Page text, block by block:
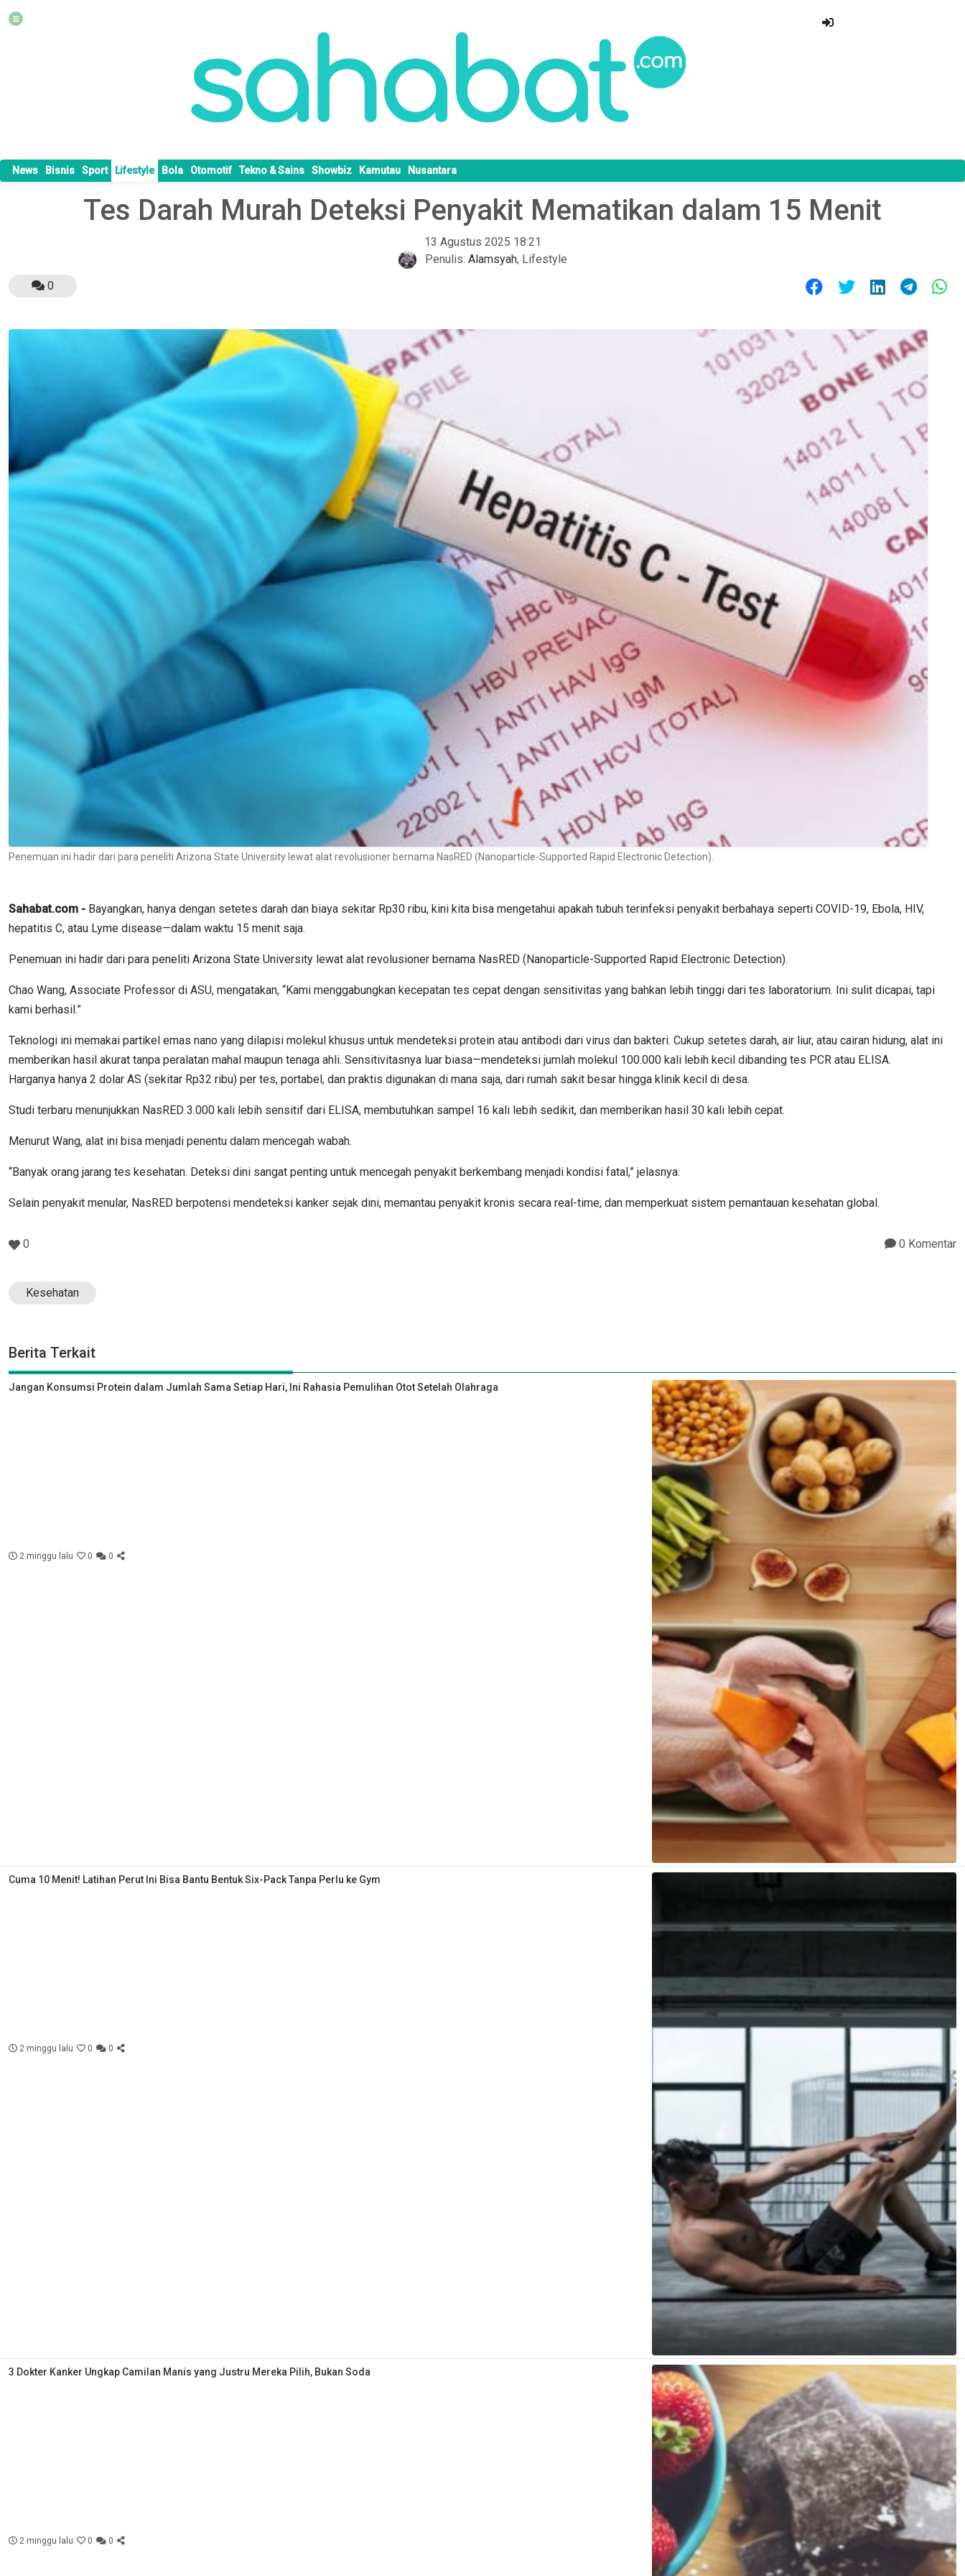
News Bisnis Sport Lifestyle Bola Otomotif Tekno & Sains Showbiz Kamutau Nusantara
Tes Darah Murah Deteksi Penyakit Mematikan dalam 15 Menit
13 Agustus 2025 18:21
Penulis: Alamsyah, Lifestyle
0
Penemuan ini hadir dari para peneliti Arizona State University lewat alat revolusioner bernama NasRED (Nanoparticle-Supported Rapid Electronic Detection).
Sahabat.com - Bayangkan, hanya dengan setetes darah dan biaya sekitar Rp30 ribu, kini kita bisa mengetahui apakah tubuh terinfeksi penyakit berbahaya seperti COVID-19, Ebola, HIV,
hepatitis C, atau Lyme disease—dalam waktu 15 menit saja.
Penemuan ini hadir dari para peneliti Arizona State University lewat alat revolusioner bernama NasRED (Nanoparticle-Supported Rapid Electronic Detection).
Chao Wang, Associate Professor di ASU, mengatakan, “Kami menggabungkan kecepatan tes cepat dengan sensitivitas yang bahkan lebih tinggi dari tes laboratorium. Ini sulit dicapai, tapi
kami berhasil.”
Teknologi ini memakai partikel emas nano yang dilapisi molekul khusus untuk mendeteksi protein atau antibodi dari virus dan bakteri. Cukup setetes darah, air liur, atau cairan hidung, alat ini
memberikan hasil akurat tanpa peralatan mahal maupun tenaga ahli. Sensitivitasnya luar biasa—mendeteksi jumlah molekul 100.000 kali lebih kecil dibanding tes PCR atau ELISA.
Harganya hanya 2 dolar AS (sekitar Rp32 ribu) per tes, portabel, dan praktis digunakan di mana saja, dari rumah sakit besar hingga klinik kecil di desa.
Studi terbaru menunjukkan NasRED 3.000 kali lebih sensitif dari ELISA, membutuhkan sampel 16 kali lebih sedikit, dan memberikan hasil 30 kali lebih cepat.
Menurut Wang, alat ini bisa menjadi penentu dalam mencegah wabah.
“Banyak orang jarang tes kesehatan. Deteksi dini sangat penting untuk mencegah penyakit berkembang menjadi kondisi fatal,” jelasnya.
Selain penyakit menular, NasRED berpotensi mendeteksi kanker sejak dini, memantau penyakit kronis secara real-time, dan memperkuat sistem pemantauan kesehatan global.
0 0 Komentar
Kesehatan
Berita Terkait
Jangan Konsumsi Protein dalam Jumlah Sama Setiap Hari, Ini Rahasia Pemulihan Otot Setelah Olahraga
2 minggu lalu 0 0
Cuma 10 Menit! Latihan Perut Ini Bisa Bantu Bentuk Six-Pack Tanpa Perlu ke Gym
2 minggu lalu 0 0
3 Dokter Kanker Ungkap Camilan Manis yang Justru Mereka Pilih, Bukan Soda
2 minggu lalu 0 0